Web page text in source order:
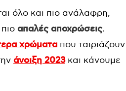
όλο και πιο ανάλαφρη,
απαλές αποχρώσεις.
χρώματα που ταιριάζουν
άνοιξη 2023και κάνουμε